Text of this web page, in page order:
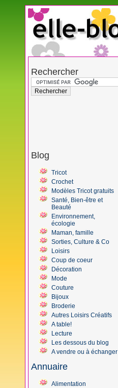
Rechercher
Blog
Tricot
Crochet
Modèles Tricot gratuits
Santé, Bien-être et
Beauté
Environnement,
écologie
Maman, famille
Sorties, Culture & Co
Loisirs
Coup de coeur
Décoration
Mode
Couture
Bijoux
Broderie
Autres Loisirs Créatifs
A table!
Lecture
Les dessous du blog
A vendre ou à échanger
Annuaire
Alimentation